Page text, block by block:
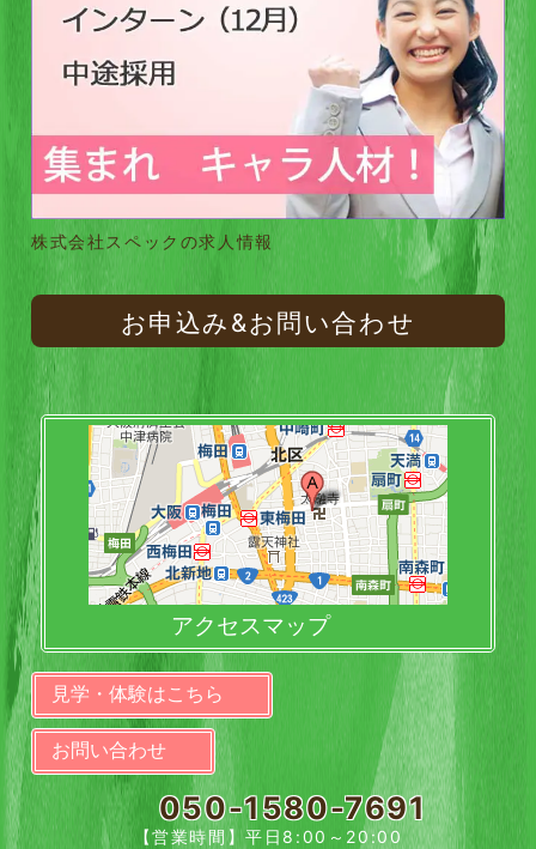
株式会社スペックの求人情報
お申込み&お問い合わせ
アクセスマップ
見学・体験はこちら
お問い合わせ
050-1580-7691
【営業時間】平日8:00～20:00